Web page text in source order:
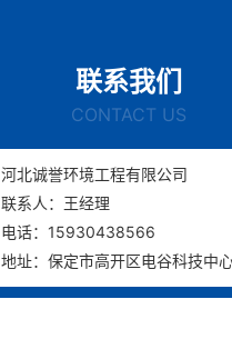
联系我们
CONTACT US
河北诚誉环境工程有限公司
联系人：王经理
电话：15930438566
地址：保定市高开区电谷科技中